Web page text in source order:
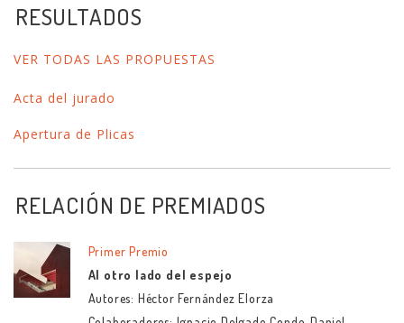
RESULTADOS
VER TODAS LAS PROPUESTAS
Acta del jurado
Apertura de Plicas
RELACIÓN DE PREMIADOS
Primer Premio
Al otro lado del espejo
Autores: Héctor Fernández Elorza